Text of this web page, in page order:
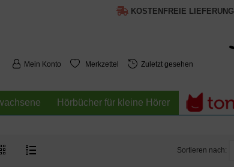
KOSTENFREIE LIEFERUNG
Mein Konto Merkzettel Zuletzt gesehen
Hörbücher für kleine Hörer
Sortieren nach: